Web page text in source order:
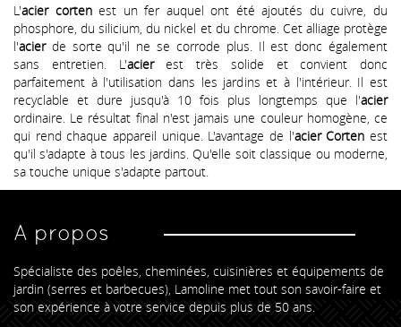
L'acier cortenest un fer auquel ont été ajoutés du cuivre, du
phosphore, du silicium, du nickel et du chrome. Cet alliage protège
l'acierde sorte qu'il ne se corrode plus. Il est donc également
sans entretien. L'acierest très solide et convient donc
parfaitement à l'utilisation dans les jardins et à l'intérieur. Il est
recyclable et dure jusqu'à 10 fois plus longtemps que l'acier
ordinaire. Le résultat final n'est jamais une couleur homogène, ce
qui rend chaque appareil unique. L'avantage de l'acier Corten est
qu'il s'adapte à tous les jardins. Qu'elle soit classique ou moderne,
sa touche unique s'adapte partout.
A propos
Spécialiste des poêles, cheminées, cuisinières et équipements de
jardin (serres et barbecues), Lamoline met tout son savoir-faire et
son expérience à votre service depuis plus de 50 ans.